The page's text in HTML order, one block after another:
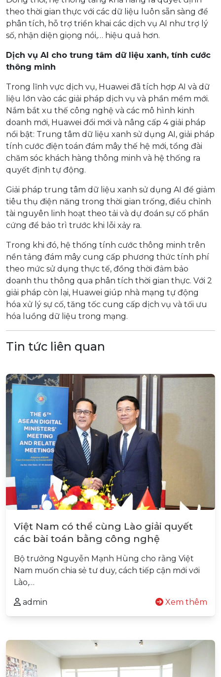
theo thời gian thực với các dữ liệu luôn sẵn sàng để
phân tích, hỗ trợ triển khai các dịch vụ AI như trợ lý
số, nhận diện giọng nói,… hiệu quả hơn.
Dịch vụ AI cho trung tâm dữ liệu xanh, tính cước
thông minh
Trong lĩnh vực dịch vụ, Huawei đã tích hợp AI và dữ
liệu lớn vào các giải pháp dịch vụ và phần mềm mới.
Nắm bắt xu thế công nghệ và các mô hình kinh
doanh mới, Huawei đổi mới và nâng cấp 4 giải pháp
nổi bật: Trung tâm dữ liệu xanh sử dụng AI, giải pháp
tính cước điện toán đám mây thế hệ mới, tổng đài
chăm sóc khách hàng thông minh và hệ thống ra
quyết định tự động.
Giải pháp trung tâm dữ liệu xanh sử dụng AI để giảm
tiêu thụ điện năng trong thời gian trống, điều chỉnh
tài nguyên linh hoạt theo tải và dự đoán sự cố phần
cứng để bảo trì trước khi lỗi xảy ra.
Trong khi đó, hệ thống tính cước thông minh trên
nền tảng đám mây cung cấp phương thức tính phí
theo mức sử dụng thực tế, đồng thời đảm bảo
doanh thu thông qua phân tích thời gian thực. Với 2
giải pháp còn lại, Huawei giúp nhà mạng tự động
hóa xử lý sự cố, tăng tốc cung cấp dịch vụ và tối ưu
hóa luồng dữ liệu trong mạng.
Tin tức liên quan
Việt Nam có thể cùng Lào giải quyết
các bài toán bằng công nghệ
Bộ trưởng Nguyễn Mạnh Hùng cho rằng Việt
Nam muốn chia sẻ tư duy, cách tiếp cận mới với
Lào,…
admin Xem thêm